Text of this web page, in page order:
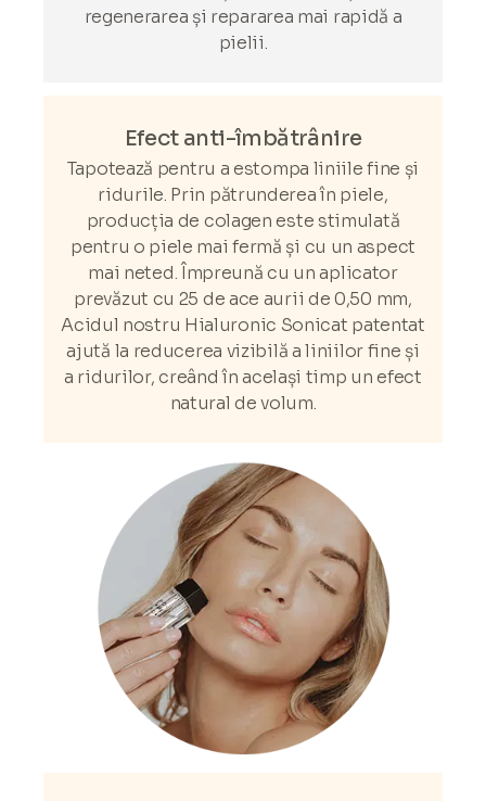
regenerarea și repararea mai rapidă a
pielii.
Efect anti-îmbătrânire
Tapotează pentru a estompa liniile fine și
ridurile. Prin pătrunderea în piele,
producția de colagen este stimulată
pentru o piele mai fermă și cu un aspect
mai neted. Împreună cu un aplicator
prevăzut cu 25 de ace aurii de 0,50 mm,
Acidul nostru Hialuronic Sonicat patentat
ajută la reducerea vizibilă a liniilor fine și
a ridurilor, creând în același timp un efect
natural de volum.